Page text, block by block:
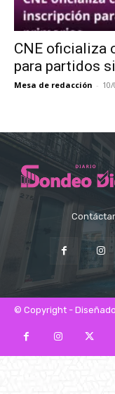
CNE oficializa
para partidos
Mesa de redacción -
© Copyright -